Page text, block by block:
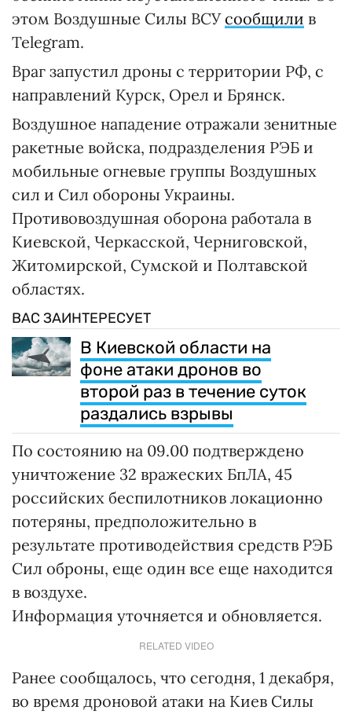
этом Воздушные Силы ВСУсообщили в
Telegram.
Враг запустил дроны с территории РФ, с
направлений Курск, Орел и Брянск.
Воздушное нападение отражали зенитные
ракетные войска, подразделения РЭБ и
мобильные огневые группы Воздушных
сил и Сил обороны Украины.
Противовоздушная оборона работала в
Киевской, Черкасской, Черниговской,
Житомирской, Сумской и Полтавской
областях.
ВАС ЗАИНТЕРЕСУЕТ
В Киевской области на
фоне атаки дронов во
второй раз в течение суток
раздались взрывы
По состоянию на 09.00 подтверждено
уничтожение 32 вражеских БпЛА, 45
российских беспилотников локационно
потеряны, предположительно в
результате противодействия средств РЭБ
Сил оброны, еще один все еще находится
в воздухе.
Информация уточняется и обновляется.
RELATED VIDEO
Ранее сообщалось, что сегодня, 1 декабря,
во время дроновой атаки на Киев Силы